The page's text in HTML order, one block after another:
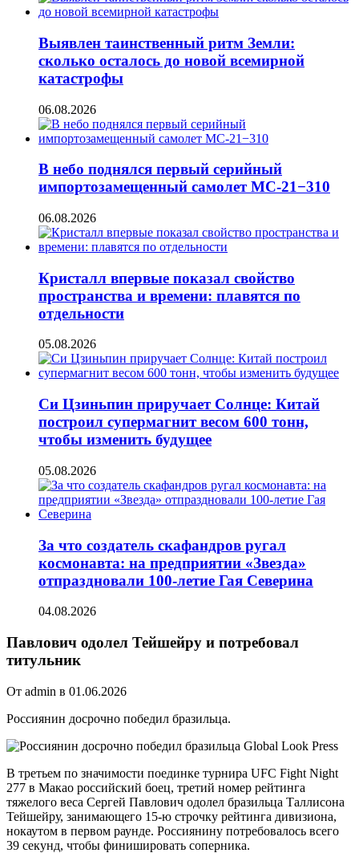
Выявлен таинственный ритм Земли:
сколько осталось до новой всемирной
катастрофы
06.08.2026
В небо поднялся первый серийный
импортозамещенный самолет МС-21−310
06.08.2026
Кристалл впервые показал свойство
пространства и времени: плавятся по
отдельности
05.08.2026
Си Цзиньпин приручает Солнце: Китай
построил супермагнит весом 600 тонн,
чтобы изменить будущее
05.08.2026
За что создатель скафандров ругал
космонавта: на предприятии «Звезда»
отпраздновали 100-летие Гая Северина
04.08.2026
Павлович одолел Тейшейру и потребовал
титульник
От admin в 01.06.2026
Россиянин досрочно победил бразильца.
Global Look Press
В третьем по значимости поединке турнира UFC Fight Night
277 в Макао российский боец, третий номер рейтинга
тяжелого веса Сергей Павлович одолел бразильца Таллисона
Тейшейру, занимающего 15-ю строчку рейтинга дивизиона,
нокаутом в первом раунде. Россиянину потребовалось всего
39 секунд, чтобы финишировать соперника.